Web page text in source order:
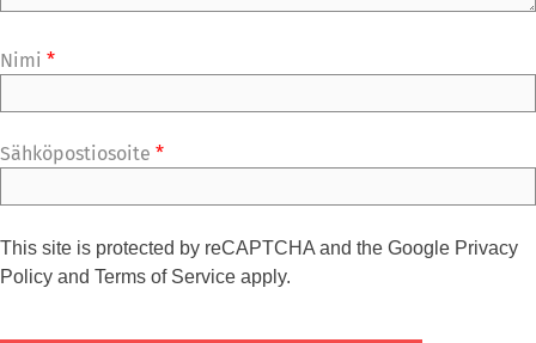
Nimi *
Sähköpostiosoite *
This site is protected by reCAPTCHA and the Google Privacy
Policy and Terms of Service apply.